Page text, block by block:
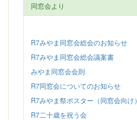
同窓会より
R7みやま同窓会総会のお知らせ
R7みやま同窓会総会議案書
みやま同窓会会則
R7同窓会についてのお知らせ
R7みやま祭ポスター（同窓会向け）
R7二十歳を祝う会